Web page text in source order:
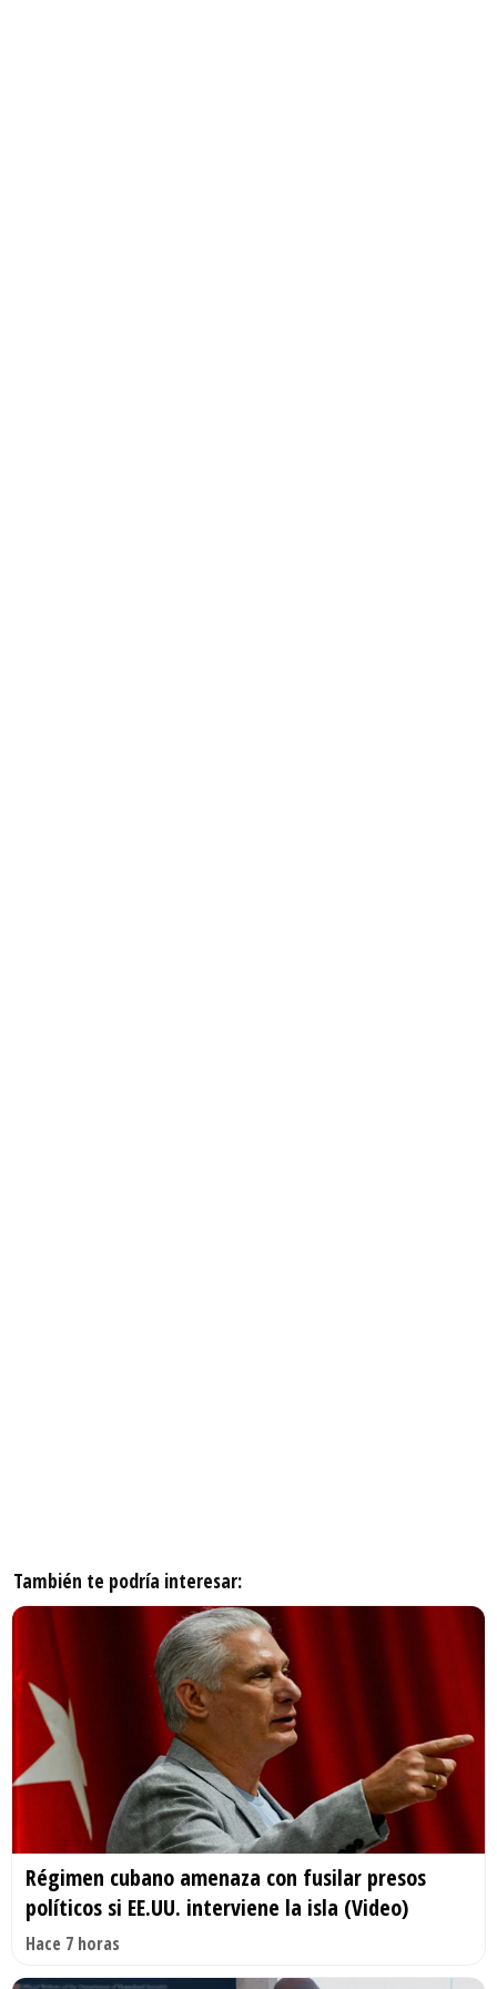
También te podría interesar:
Régimen cubano amenaza con fusilar presos
políticos si EE.UU. interviene la isla (Video)
Hace 7 horas